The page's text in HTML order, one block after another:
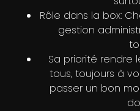
Rôle dans la box:
gestion
Sa priorité rendre
tous, toujours à
passer un bon